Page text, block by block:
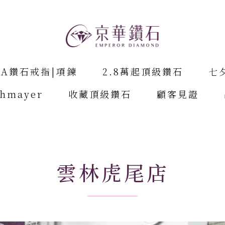
鑽石戒指|項鍊 2.8萬起頂級鑽石
七
收藏頂級鑽石 顧客見證
雲林虎尾店